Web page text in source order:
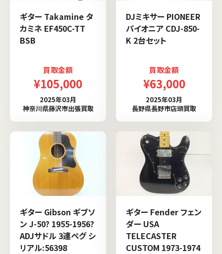
ギター Takamine タ
カミネ EF450C-TT
BSB
買取金額
¥105,000
2025年03月
神奈川県藤沢市出張買取
DJミキサー PIONEER
パイオニア CDJ-850-
K 2台セット
買取金額
¥63,000
2025年03月
長野県長野市店頭買取
ギター Gibson ギブソ
ン J-50? 1955-1956?
ADJサドル 3連ペグ シ
リアル:56398
ギター Fender フェン
ダー USA
TELECASTER
CUSTOM 1973-1974